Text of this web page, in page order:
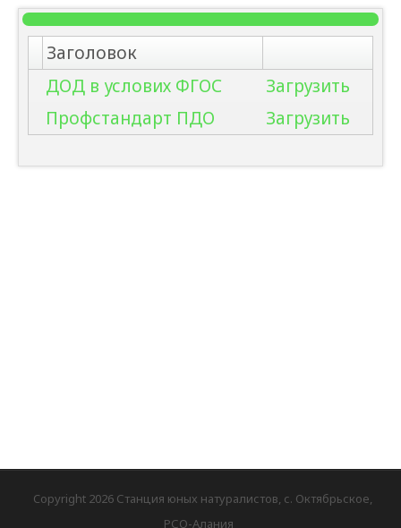
Заголовок
ДОД в услових ФГОС
Загрузить
Профстандарт ПДО
Загрузить
Copyright 2026 Станция юных натуралистов, с. Октябрьское,
РСО-Алания